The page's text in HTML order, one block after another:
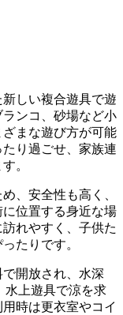
しい複合遊具で遊
ンコ、砂場など小
まな遊び方が可能
り過ごせ、家族連
。
、安全性も高く、
位置する身近な場
れやすく、子供た
たりです。
開放され、水深
水上遊具で涼を求
時は更衣室やコイ